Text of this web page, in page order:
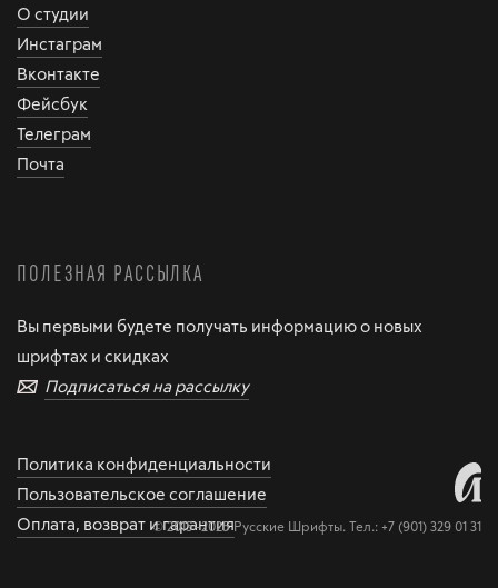
О студии
Инстаграм
Вконтакте
Фейсбук
Телеграм
Почта
ПОЛЕЗНАЯ РАССЫЛКА
Вы первыми будете получать информацию о новых
шрифтах и скидках
Подписаться на рассылку
Политика конфиденциальности
Пользовательское соглашение
Оплата, возврат и гарантия© 2015–2025 Русские Шрифты. Тел.: +7 (901) 329 01 31